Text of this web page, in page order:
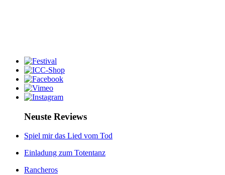
Neuste Reviews
Spiel mir das Lied vom Tod
Einladung zum Totentanz
Rancheros